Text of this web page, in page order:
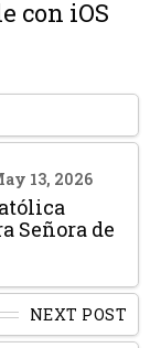
con iOS
13, 2026
Señora de
NEXT POST